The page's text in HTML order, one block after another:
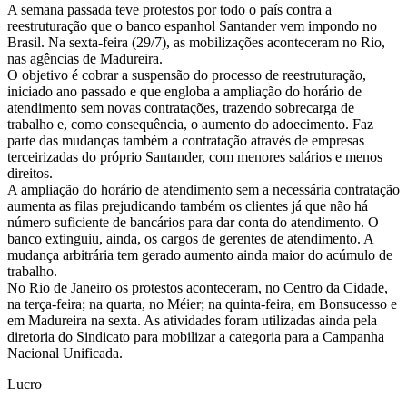
A semana passada teve protestos por todo o país contra a
reestruturação que o banco espanhol Santander vem impondo no
Brasil. Na sexta-feira (29/7), as mobilizações aconteceram no Rio,
nas agências de Madureira.
O objetivo é cobrar a suspensão do processo de reestruturação,
iniciado ano passado e que engloba a ampliação do horário de
atendimento sem novas contratações, trazendo sobrecarga de
trabalho e, como consequência, o aumento do adoecimento. Faz
parte das mudanças também a contratação através de empresas
terceirizadas do próprio Santander, com menores salários e menos
direitos.
A ampliação do horário de atendimento sem a necessária contratação
aumenta as filas prejudicando também os clientes já que não há
número suficiente de bancários para dar conta do atendimento. O
banco extinguiu, ainda, os cargos de gerentes de atendimento. A
mudança arbitrária tem gerado aumento ainda maior do acúmulo de
trabalho.
No Rio de Janeiro os protestos aconteceram, no Centro da Cidade,
na terça-feira; na quarta, no Méier; na quinta-feira, em Bonsucesso e
em Madureira na sexta. As atividades foram utilizadas ainda pela
diretoria do Sindicato para mobilizar a categoria para a Campanha
Nacional Unificada.
Lucro